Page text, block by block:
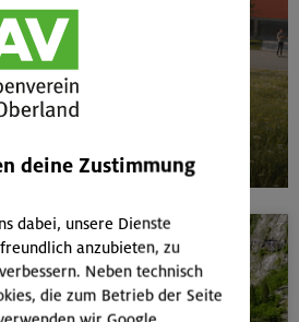
deine Zustimmung
dabei, unsere Dienste
anzubieten, zu
Neben technisch
die zum Betrieb der Seite